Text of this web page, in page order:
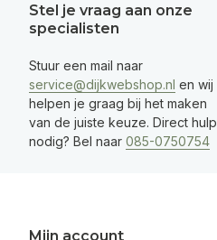
Stel je vraag aan onze
specialisten
Stuur een mail naar
service@dijkwebshop.nl en wij
helpen je graag bij het maken
van de juiste keuze. Direct hulp
nodig? Bel naar 085-0750754
Mijn account